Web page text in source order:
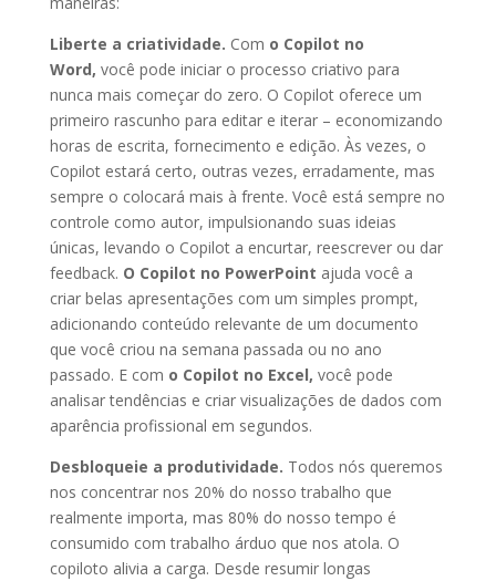
Liberte a criatividade. Com o Copilot no
Word, você pode iniciar o processo criativo para
nunca mais começar do zero. O Copilot oferece um
primeiro rascunho para editar e iterar – economizando
horas de escrita, fornecimento e edição. Às vezes, o
Copilot estará certo, outras vezes, erradamente, mas
sempre o colocará mais à frente. Você está sempre no
controle como autor, impulsionando suas ideias
únicas, levando o Copilot a encurtar, reescrever ou dar
feedback. O Copilot no PowerPoint ajuda você a
criar belas apresentações com um simples prompt,
adicionando conteúdo relevante de um documento
que você criou na semana passada ou no ano
passado. E com o Copilot no Excel, você pode
analisar tendências e criar visualizações de dados com
aparência profissional em segundos.
Desbloqueie a produtividade. Todos nós queremos
nos concentrar nos 20% do nosso trabalho que
realmente importa, mas 80% do nosso tempo é
consumido com trabalho árduo que nos atola. O
copiloto alivia a carga. Desde resumir longas